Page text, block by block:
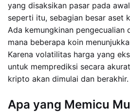
yang disaksikan pasar pada
seperti itu, sebagian besar aset
Ada kemungkinan pengecualian
mana beberapa koin
Karena volatilitas harga yang
untuk memprediksi secara
kripto akan dimulai dan berakhir.
Apa yang Memicu